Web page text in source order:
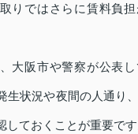
りではさらに賃料負
大阪市や警察が公表
生状況や夜間の人通り
ておくことが重要です